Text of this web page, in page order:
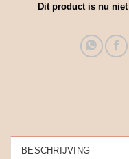
Dit product is nu
BESCHRIJVING